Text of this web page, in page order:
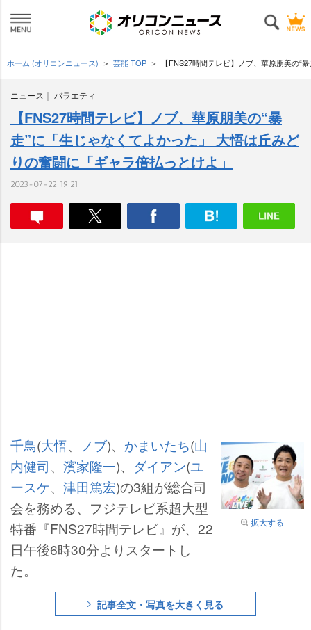
ホーム (オリコンニュース) 芸能 TOP 【FNS27時間テレビ】ノブ、華原朋美の“
ニュース バラエティ
【FNS27時間テレビ】ノブ、華原朋美の“暴
走”に「生じゃなくてよかった」 大悟は丘みど
りの奮闘に「ギャラ倍払っとけよ」
2023-07-22 19:21
拡大する
千鳥(大悟、 ノブ)、 かまいたち(山
内健司、 濱家隆一)、 ダイアン(ユ
ースケ、 津田篤宏)の3組が総合司
会を務める、フジテレビ系超大型
特番『FNS27時間テレビ』が、22
日午後6時30分よりスタートし
た。
記事全文・写真を大きく見る